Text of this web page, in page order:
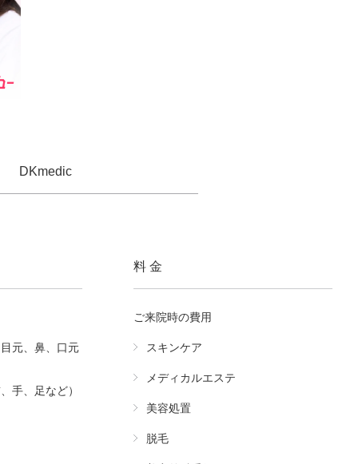
DKmedic
元、鼻、口元
手、足など）
料 金
ご来院時の費用
スキンケア
メディカルエステ
美容処置
脱毛